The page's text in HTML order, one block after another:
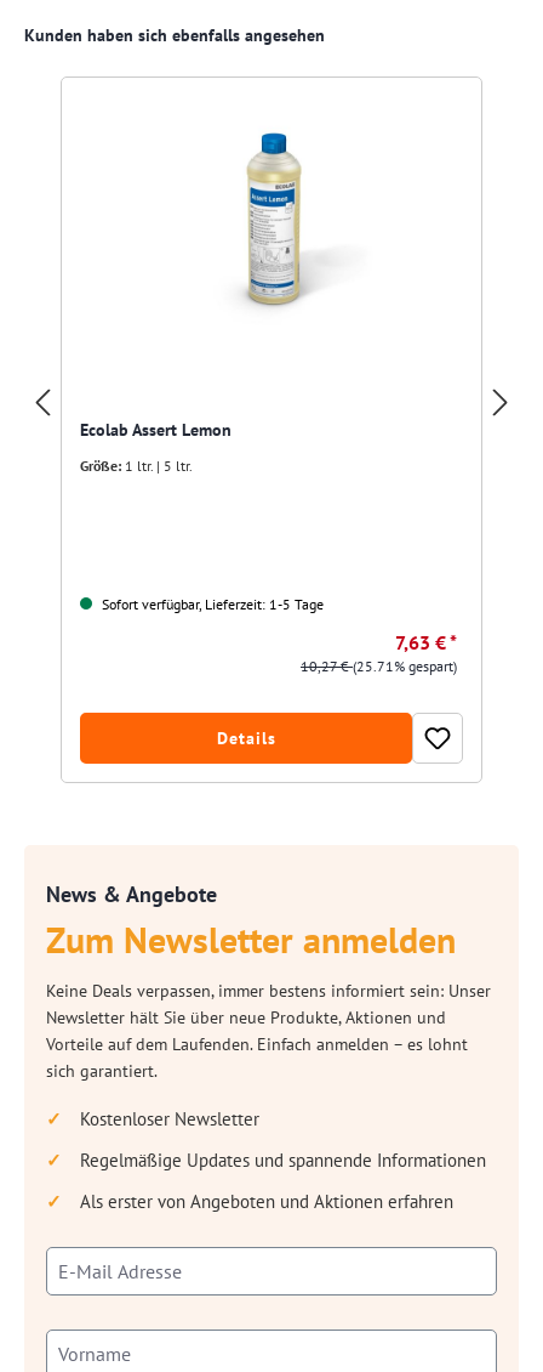
Produktgalerie überspringen
Kunden haben sich ebenfalls angesehen
Ecolab Assert Lemon
Größe: 1 ltr. | 5 ltr.
Sofort verfügbar, Lieferzeit: 1-5 Tage
7,63 € *
10,27 €(25.71% gespart)
Details
News & Angebote
Zum Newsletter anmelden
Keine Deals verpassen, immer bestens informiert sein: Unser
Newsletter hält Sie über neue Produkte, Aktionen und
Vorteile auf dem Laufenden. Einfach anmelden – es lohnt
sich garantiert.
Kostenloser Newsletter
Regelmäßige Updates und spannende Informationen
Als erster von Angeboten und Aktionen erfahren